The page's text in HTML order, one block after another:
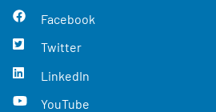
Facebook
Twitter
LinkedIn
YouTube